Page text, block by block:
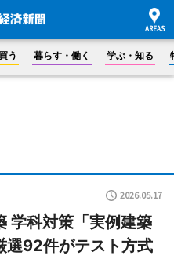
買う 暮らす・働く 学ぶ・知る
2026.05.17
学科対策「実例建築
選92件がテスト方式